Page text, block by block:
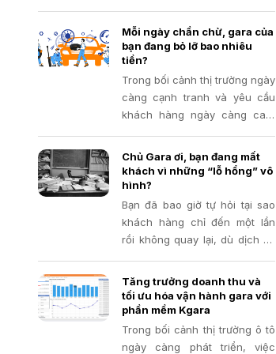
Từ việc đảm bảo chất lượng
sửa chữa, hài lòng khách
hàng cho đến bài toán tối ưu
hóa chi phí và lợi nhuận
Mỗi ngày chần chừ, gara của
bạn đang bỏ lỡ bao nhiêu
tiền?
Trong bối cảnh thị trường ngày
càng cạnh tranh và yêu cầu
khách hàng ngày càng cao,
động trong gara trở nên quan
trọng hơn bao giờ hết. Phần
mềm quản lý gara đã và đang
chứng minh là một công cụ
đắc lực, giúp các gara tối ưu
hóa quy trình, nâng cao chất
Chủ Gara ơi, bạn đang mất
khách vì những “lỗ hổng” vô
hình?
Bạn đã bao giờ tự hỏi tại sao
khách hàng chỉ đến một lần
rồi không quay lại, dù dịch vụ
chương trình khuyến mãi
nhưng không biết ai là khách
hàng thân thiết, ai cần chăm
sóc đặc biệt?
Tăng trưởng doanh thu và
tối ưu hóa vận hành gara với
phần mềm Kgara
Trong bối cảnh thị trường ô tô
ngày càng phát triển, việc